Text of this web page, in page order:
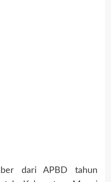
dari APBD tahun